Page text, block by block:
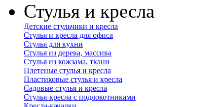
Стулья и кресла
Детские стульчики и кресла
Стулья и кресла для офиса
Стулья для кухни
Стулья из дерева, массива
Стулья из кожзама, ткани
Плетеные стулья и кресла
Пластиковые стулья и кресла
Садовые стулья и кресла
Стулья-кресла с подлокотниками